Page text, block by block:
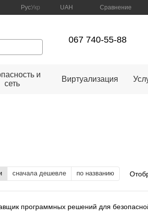
РусУкр UAH Сравнение
067 740-55-88
и
сеть
Виртуализация
сначала дешевле по названию
программных решений для